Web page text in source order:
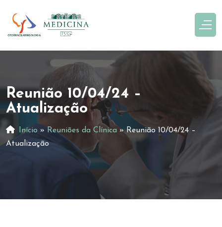
Reunião 10/04/24 –
Atualização
Início » Reuniões da Clínica »Reunião 10/04/24 –
Atualização